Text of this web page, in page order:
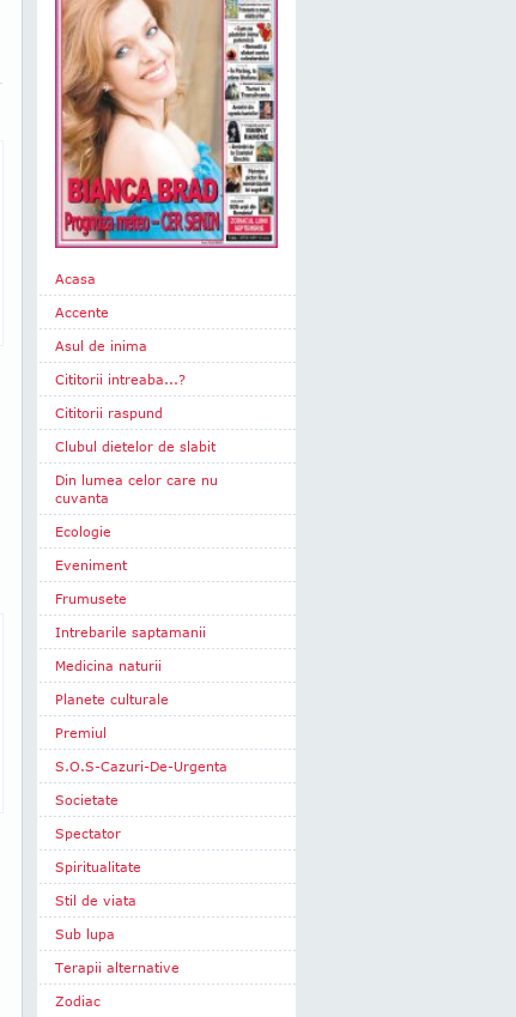
Acasa
Accente
Asul de inima
Cititorii intreaba...?
Cititorii raspund
Clubul dietelor de slabit
Din lumea celor care nu
cuvanta
Ecologie
Eveniment
Frumusete
Intrebarile saptamanii
Medicina naturii
Planete culturale
Premiul
S.O.S-Cazuri-De-Urgenta
Societate
Spectator
Spiritualitate
Stil de viata
Sub lupa
Terapii alternative
Zodiac